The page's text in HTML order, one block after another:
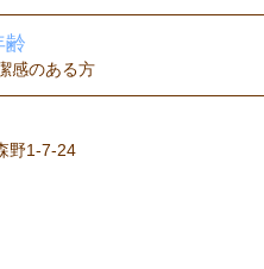
齢
感のある方
野1-7-24